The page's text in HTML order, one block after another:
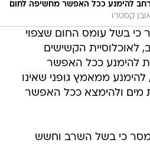
להימנע ככל האפשר מחשיפה לחום
קסטרו
בשל עומס החום שצפוי
לאוכלוסיית הקשישים
להימנע ככל האפשר
ממאמץ גופני שאינו
מים ולהימצא ככל האפשר
כי בשל השרב וחשש